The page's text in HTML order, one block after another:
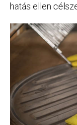
hatás ellen